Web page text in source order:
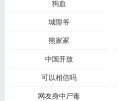
狗血
城隍爷
熊家冢
中国开放
可以相信吗
网友身中尸毒